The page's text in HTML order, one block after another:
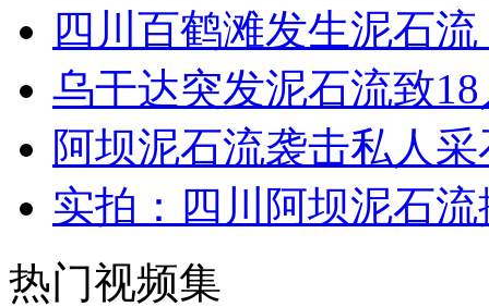
无痛分娩是否安全 医生回应
外交部：反对强权政治霸凌主义
外交部：有关国家言论片面不公正
安徽一实载49人客车翻车
四川百鹤滩发生泥石
乌干达突发泥石流致
阿坝泥石流袭击私人
实拍：四川阿坝泥石
热门视频集